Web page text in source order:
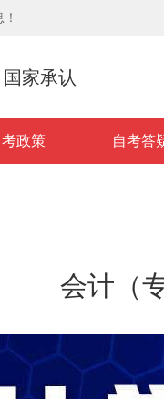
国家承认
考政策 自考答
会计（